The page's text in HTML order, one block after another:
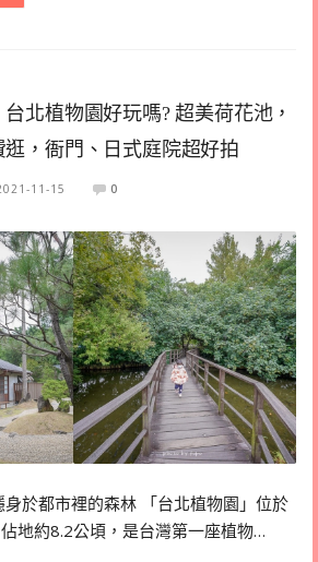
北植物園好玩嗎? 超美荷花池，
，衙門、日式庭院超好拍
11-15 0
於都市裡的森林 「台北植物園」位於
地約8.2公頃，是台灣第一座植物…